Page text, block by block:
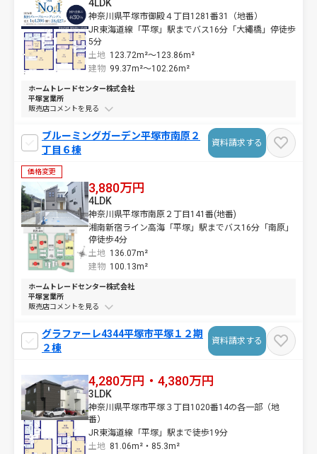
神奈川県平塚市御殿４丁目1281番31（地番）
JR東海道線「平塚」駅までバス16分「大繩橋」停徒歩
5分
土地 123.72m²～123.86m²
4LDK
建物 99.37m²～102.26m²
ホームトレードセンター株式会社
平塚営業所
販売店コメントを
ブルーミングガーデン平塚市南原２
丁目６棟
資料請求する
価格変更
3,880万円
神奈川県平塚市南原２丁目141番(地番)
湘南新宿ライン高海「平塚」駅までバス16分「南原」
停徒歩4分
土地 136.07m²
4LDK
建物 100.13m²
ホームトレードセンター株式会社
平塚営業所
販売店コメントを
グラファーレ4344平塚市平塚１２期
２棟
資料請求する
4,280万円・4,380万円
神奈川県平塚市平塚３丁目1020番14の各一部（地
番）
JR東海道線「平塚」駅まで徒歩19分
土地 81.06m²・ 85.3m²
3LDK